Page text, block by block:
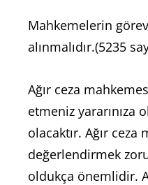
Mahkemelerin
alınmalıdır.(5235
Ağır ceza
etmeniz yararınıza
olacaktır. Ağır
değerlendirmek
oldukça önemlidir.